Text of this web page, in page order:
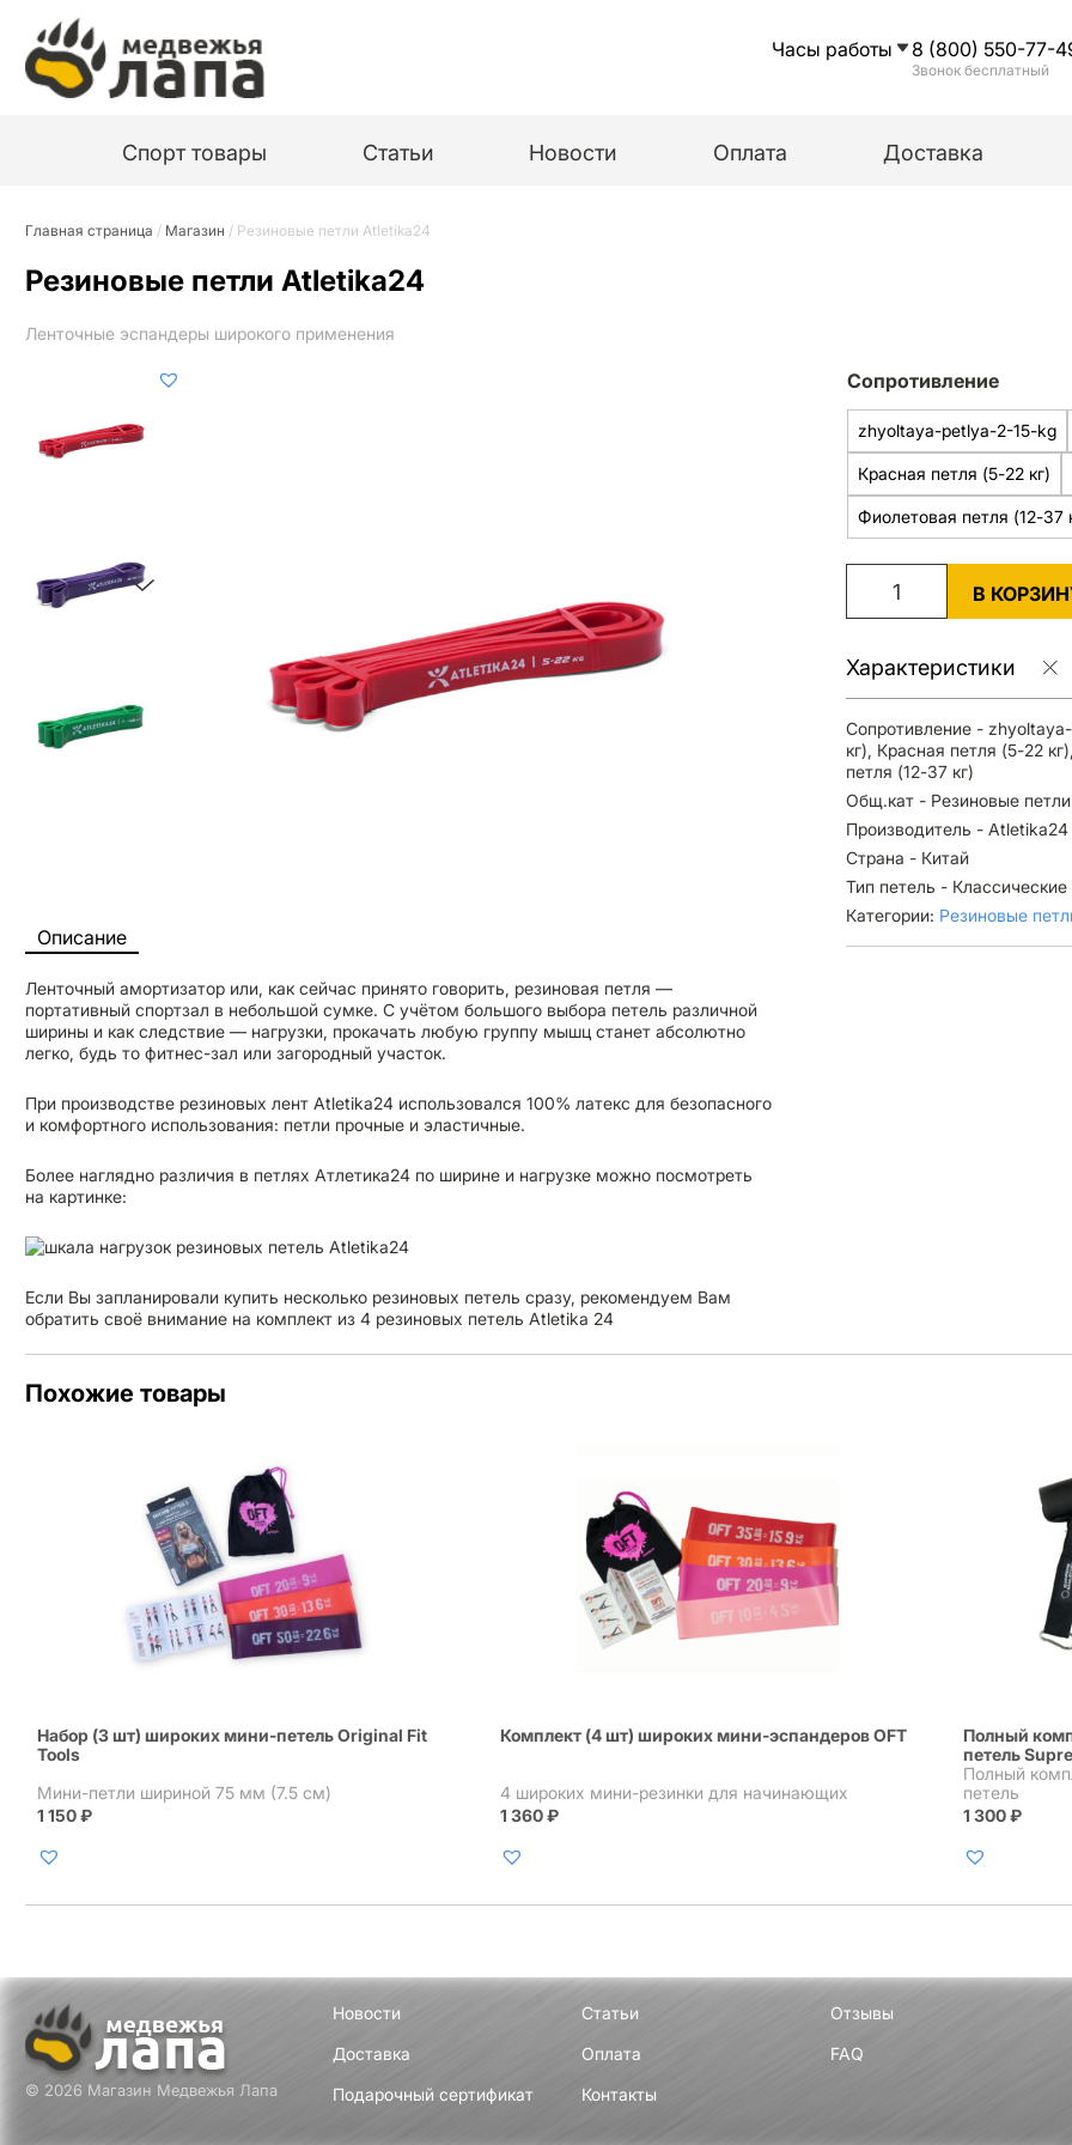
Часы работы 8 (800) 550-77-
Звонок бесплатный
Спорт товары Статьи Новости Оплата Доставка
Главная страница / Магазин / Резиновые петли Atletika24
Резиновые петли Atletika24
Ленточные эспандеры широкого применения
Описание
Ленточный амортизатор или, как сейчас принято говорить, резиновая петля —
портативный спортзал в небольшой сумке. С учётом большого выбора петель различной
ширины и как следствие — нагрузки, прокачать любую группу мышц станет абсолютно
легко, будь то фитнес-зал или загородный участок.
При производстве резиновых лент Atletika24 использовался 100% латекс для безопасного
и комфортного использования: петли прочные и эластичные.
Более наглядно различия в петлях Атлетика24 по ширине и нагрузке можно посмотреть
на картинке:
Если Вы запланировали купить несколько резиновых петель сразу, рекомендуем Вам
обратить своё внимание на комплект из 4 резиновых петель Atletika 24
Сопротивление
zhyoltaya-petlya-2-15-kg
Красная петля (5-22 кг)
Фиолетовая петля (12-37
В
Характеристики
Сопротивление -
кг), Красная петля (5-22
петля (12-37 кг)
Общ.кат - Резиновые петли
Производитель - Atletika24
Страна - Китай
Тип петель - Классические
Категории: Резиновые
Похожие товары
Набор (3 шт) широких мини-петель Original Fit
Tools
Мини-петли шириной 75 мм (7.5 см)
1 150₽
Комплект (4 шт) широких мини-эспандеров OFT
4 широких мини-резинки для начинающих
1 360₽
Полный
петель
Полный
петель
1 300₽
© 2026 Магазин Медвежья Лапа
Новости Статьи
Отзывы
Доставка
Оплата
FAQ
Подарочный сертификат
Контакты